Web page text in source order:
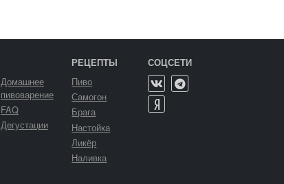
Домашнее
пивоварение
FAQ
Дегустации
РЕЦЕПТЫ
Пиво
Самогон
Брага
Настойка
Ликёр
Наливка
СОЦСЕТИ